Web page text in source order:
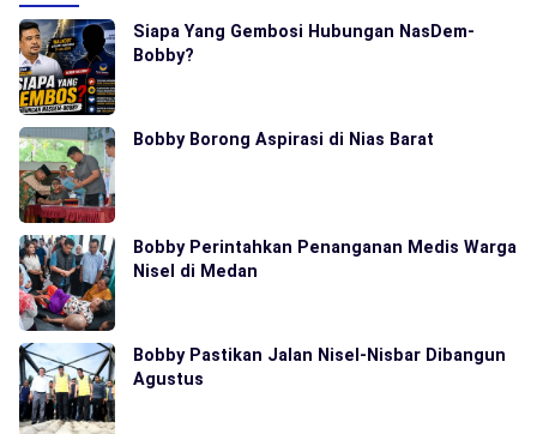
Siapa Yang Gembosi Hubungan NasDem-
Bobby?
Bobby Borong Aspirasi di Nias Barat
Bobby Perintahkan Penanganan Medis Warga
Nisel di Medan
Bobby Pastikan Jalan Nisel-Nisbar Dibangun
Agustus